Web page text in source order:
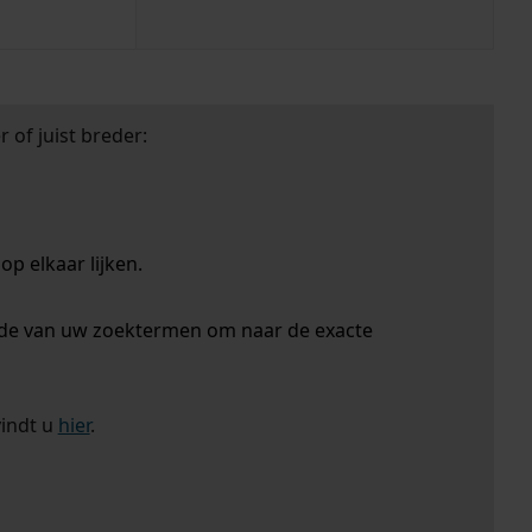
of juist breder:
elkaar lijken.
van uw zoektermen om naar de exacte
u hier.